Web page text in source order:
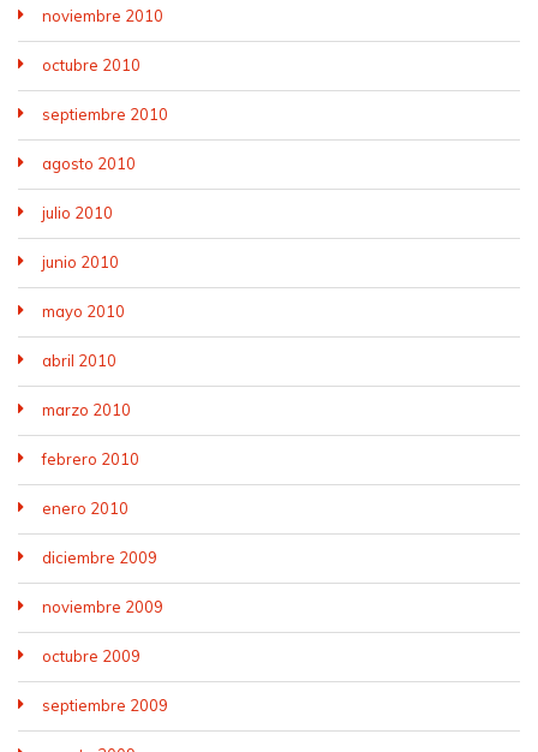
noviembre 2010
octubre 2010
septiembre 2010
agosto 2010
julio 2010
junio 2010
mayo 2010
abril 2010
marzo 2010
febrero 2010
enero 2010
diciembre 2009
noviembre 2009
octubre 2009
septiembre 2009